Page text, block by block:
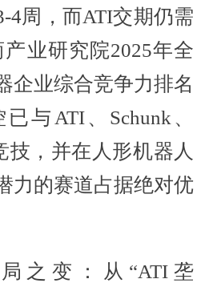
4周，而ATI交期仍需
产业研究院2025年全
企业综合竞争力排名
与ATI、Schunk、
技，并在人形机器人
力的赛道占据绝对优
变：从“ATI垄